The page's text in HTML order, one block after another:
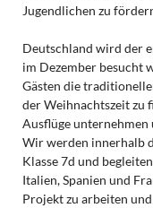
Jugendlichen zu
Deutschland wird der
im Dezember besucht
Gästen die
der Weihnachtszeit zu
Ausflüge unternehmen
Wir werden innerhalb
Klasse 7d und
Italien, Spanien und
Projekt zu arbeiten